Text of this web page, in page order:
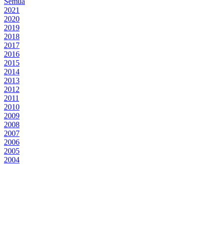
2021
2020
2019
2018
2017
2016
2015
2014
2013
2012
2011
2010
2009
2008
2007
2006
2005
2004